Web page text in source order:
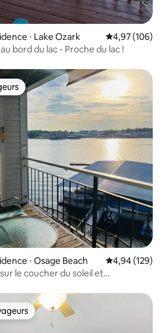
⋅ Lake Ozark Évaluation
4,97 (106)
bord du lac - Proche du lac !
⋅ Osage Beach Évaluation
4,94 (129)
le coucher du soleil et
les plus appréciés